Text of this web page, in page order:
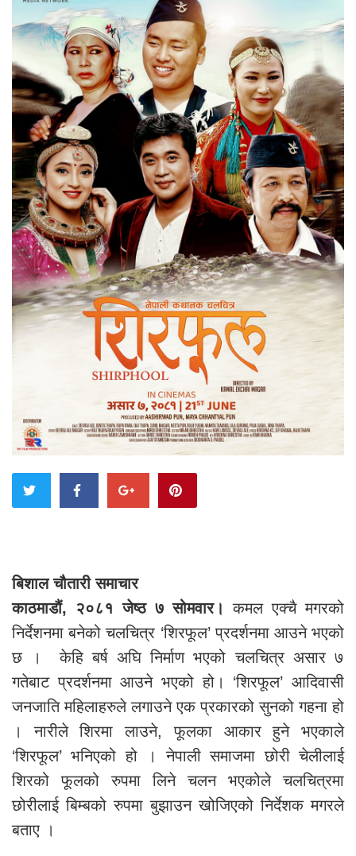
बिशाल चौतारी समाचार
काठमाडौं, २०८१ जेष्ठ ७ सोमवार। कमल एक्चै मगरको
निर्देशनमा बनेको चलचित्र ‘शिरफूल’ प्रदर्शनमा आउने भएको
छ । केहि बर्ष अघि निर्माण भएको चलचित्र असार ७
गतेबाट प्रदर्शनमा आउने भएको हो। ‘शिरफूल’ आदिवासी
जनजाति महिलाहरुले लगाउने एक प्रकारको सुनको गहना हो
। नारीले शिरमा लाउने, फूलका आकार हुने भएकाले
‘शिरफूल’ भनिएको हो । नेपाली समाजमा छोरी चेलीलाई
शिरको फूलको रुपमा लिने चलन भएकोले चलचित्रमा
छोरीलाई बिम्बको रुपमा बुझाउन खोजिएको निर्देशक मगरले
बताए ।